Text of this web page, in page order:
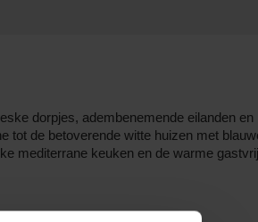
dorpjes, adembenemende eilanden en
tot de betoverende witte huizen met
mediterrane keuken en de warme